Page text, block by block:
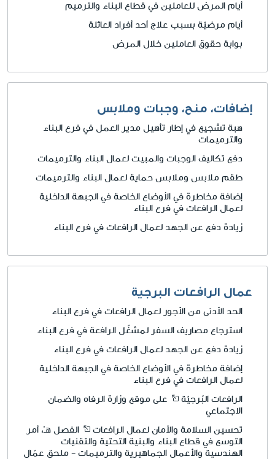
أيام المرض للعاملين في قطاع البناء والترميم
أيام مرضيّة بسبب علاج أحد أفراد العائلة
بوابة حقوق العاملين خلال المرض
إضافات، منح، وجبات وملابس
هبة تشجيع في إطار تأهيل مدير العمل في فرع البناء
والترميمات
دفع تكاليف الوجبات والمبيت لعمال البناء والترميمات
طقم ملابس وملابس حماية لعمال البناء والترميمات
إضافة مخاطرة في الأوضاع الخاصة في الجبهة الداخلية
لعمال الرافعات في فرع البناء
زيادة دفع عن الجهد لعمال الرافعات في فرع البناء
عمال الرافعات البرجية
الحد الأدنى من الأجور لعمال الرافعات في فرع البناء
استرجاع مصاريف السفر لمشغّل الرافعة في فرع البناء
زيادة دفع عن الجهد لعمال الرافعات في فرع البناء
إضافة مخاطرة في الأوضاع الخاصة في الجبهة الداخلية
لعمال الرافعات في فرع البناء
الرافعات البُرجيّة
على موقع وزارة الرفاه والضمان
الاجتماعي
تحسين السلامة والأمان لعمال الرافعات
الفصل هـ'، أمر
التوسع في قطاع البناء والبنية التحتية والتقنيات
الهندسية والأعمال الجماهيرية والترميمات - ملحق عمّال